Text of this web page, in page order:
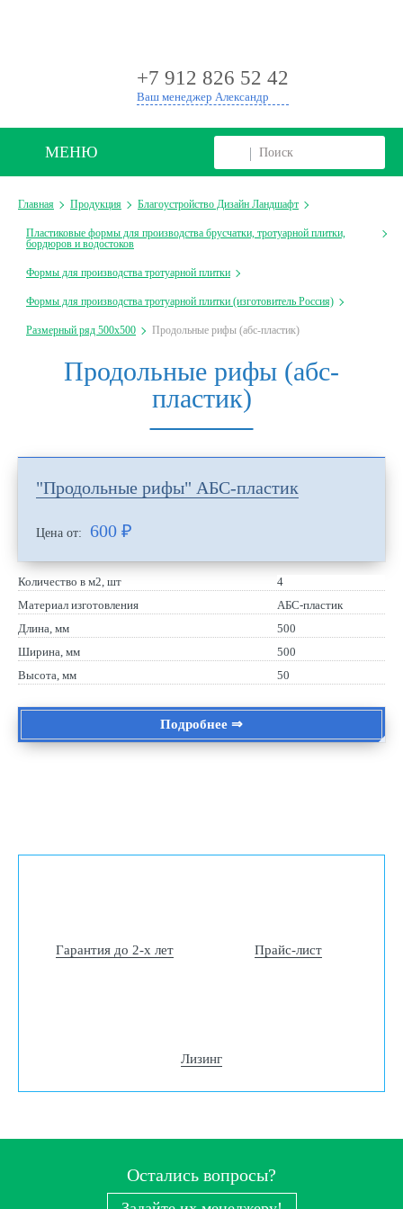
+7 912 826 52 42
Ваш менеджер Александр
МЕНЮ
Главная Продукция Благоустройство Дизайн Ландшафт
Пластиковые формы для производства брусчатки, тротуарной плитки,
бордюров и водостоков
Формы для производства тротуарной плитки
Формы для производства тротуарной плитки (изготовитель Россия)
Размерный ряд 500х500 Продольные рифы (абс-пластик)
Продольные рифы (абс-
пластик)
"Продольные рифы" АБС-пластик
Цена от: 600 ₽
Количество в м2, шт
4
Материал изготовления
АБС-пластик
Длина, мм
500
Ширина, мм
500
Высота, мм
50
Подробнее ⇒
Гарантия до 2-х лет Прайс-лист
Лизинг
Остались вопросы?